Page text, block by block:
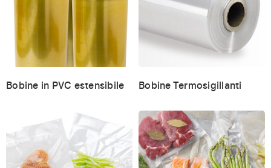
Bobine in PVC estensibile Bobine Termosigillanti